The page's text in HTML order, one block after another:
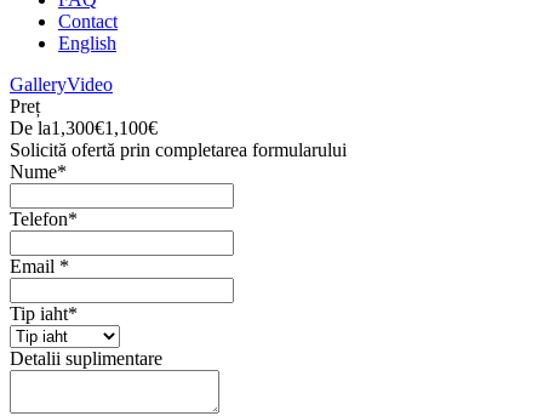
Contact
English
GalleryVideo
Preț
De la1,300€1,100€
Solicită ofertă prin completarea formularului
Nume*
Telefon*
Email *
Tip iaht*
Detalii suplimentare